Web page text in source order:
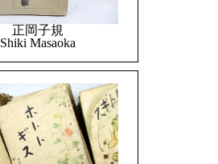
正岡子規
Shiki Masaoka